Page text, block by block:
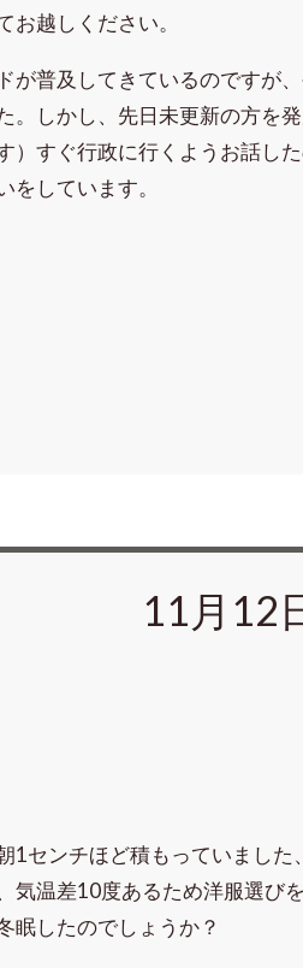
お越しください。
が普及してきているのですが
。しかし、先日未更新の方を
）すぐ行政に行くようお話し
をしています。
11月12
1センチほど積もっていました
気温差10度あるため洋服選び
眠したのでしょうか？